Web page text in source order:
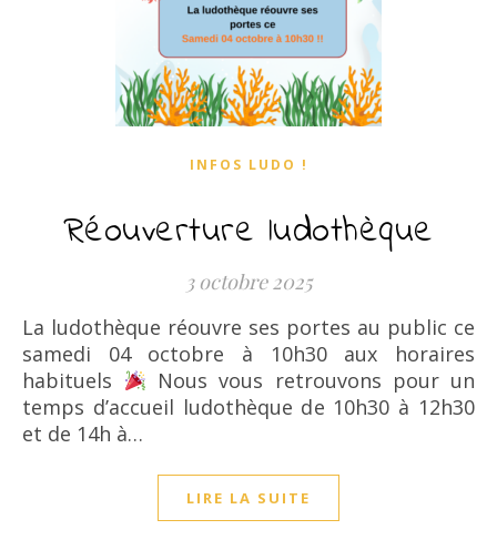
INFOS LUDO !
Réouverture ludothèque
3 octobre 2025
La ludothèque réouvre ses portes au public ce
samedi 04 octobre à 10h30 aux horaires
habituels
Nous vous retrouvons pour un
temps d’accueil ludothèque de 10h30 à 12h30
et de 14h à…
LIRE LA SUITE